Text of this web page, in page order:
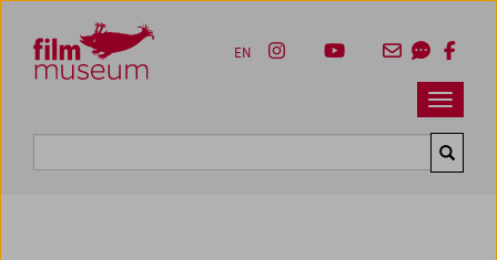
Zum Inhalt
Zum Hauptmenü
Zur Servicenavigation
Zum Suche
Navbar
EN